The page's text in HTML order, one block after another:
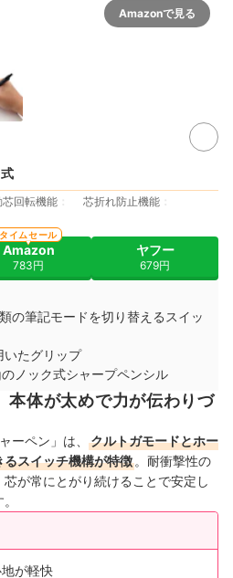
Amazonで見る
芯回転機能
芯折れ防止機能
Amazon
783円
タイムセール
ヤフー
679円
の筆記モードを切り替えるスイッ
いたグリップ
ノック式シャープペンシル
本体が太めで力が伝わりづ
ーペン」は、
クルトガモードとホー
スイッチ機構が特徴 。耐衝撃性の
が常にとがり続けることで安定し
が軽快